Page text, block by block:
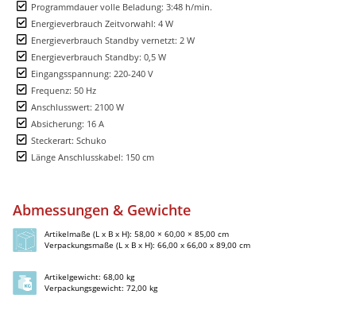
Programmdauer volle Beladung: 3:48 h/min.
Energieverbrauch Zeitvorwahl: 4 W
Energieverbrauch Standby vernetzt: 2 W
Energieverbrauch Standby: 0,5 W
Eingangsspannung: 220-240 V
Frequenz: 50 Hz
Anschlusswert: 2100 W
Absicherung: 16 A
Steckerart: Schuko
Länge Anschlusskabel: 150 cm
Abmessungen & Gewichte
Artikelmaße (L x B x H): 58,00 × 60,00 × 85,00 cm
Verpackungsmaße (L x B x H): 66,00 x 66,00 x 89,00 cm
Artikelgewicht: 68,00 kg
Verpackungsgewicht: 72,00 kg